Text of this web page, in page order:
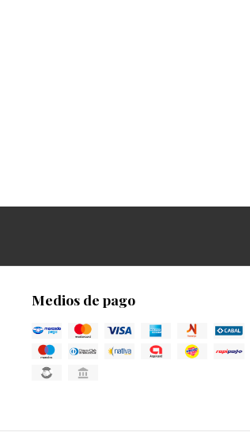
Medios de pago